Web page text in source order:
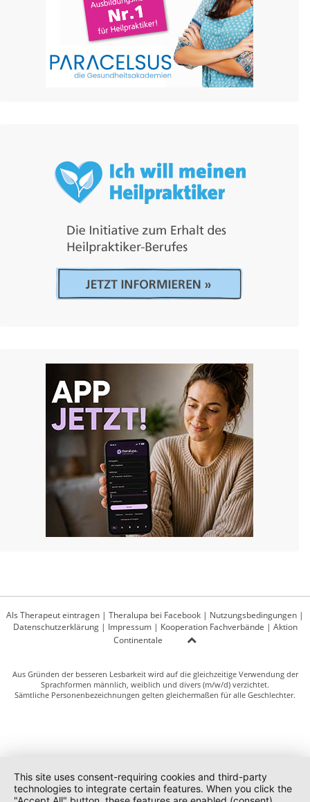
Als Therapeut eintragen | Theralupa bei Facebook | Nutzungsbedingungen |
Datenschutzerklärung| Impressum| Kooperation Fachverbände | Aktion
Continentale
Aus Gründen der besseren Lesbarkeit wird auf die gleichzeitige Verwendung der
Sprachformen männlich, weiblich und divers (m/w/d) verzichtet.
Sämtliche Personenbezeichnungen gelten gleichermaßen für alle Geschlechter.
This site uses consent-requiring cookies and third-party
technologies to integrate certain features. When you click the